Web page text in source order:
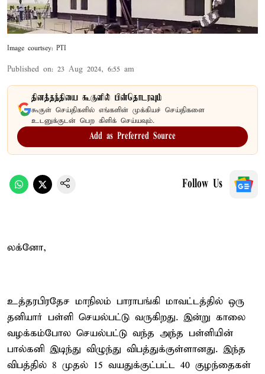
Image courtsey: PTI
Published on: 23 Aug 2024, 6:55 am
தினத்தந்தியை கூகுளில் பின்தொடரவும்
கூகுள் செய்திகளில் எங்களின் முக்கியச் செய்திகளை
உடனுக்குடன் பெற கிளிக் செய்யவும்.
Add as Preferred Source
Follow Us
லக்னோ,
உத்தரபிரதேச மாநிலம் பாராபங்கி மாவட்டத்தில் ஒரு
தனியார் பள்ளி செயல்பட்டு வருகிறது. இன்று காலை
வழக்கம்போல செயல்பட்டு வந்த அந்த பள்ளியின்
பால்கனி இடிந்து விழுந்து விபத்துக்குள்ளானது. இந்த
விபத்தில் 8 முதல் 15 வயதுக்குட்பட்ட 40 குழந்தைகள்